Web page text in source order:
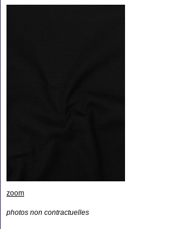
zoom
photos non contractuelles